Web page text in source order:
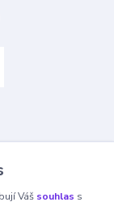
Váš souhlas s